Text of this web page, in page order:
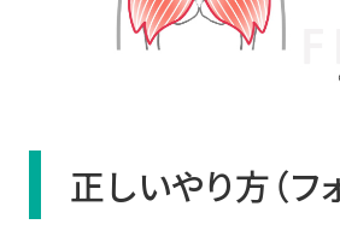
正しいやり方（フ